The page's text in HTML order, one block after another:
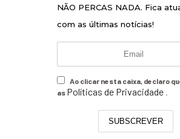
NÃO PERCAS NADA. Fica
com as últimas notícias!
Ao clicar nesta caixa, declaro
as Políticas de Privacidade
SUBSCREVER